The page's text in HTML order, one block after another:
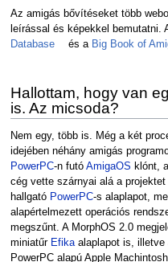
Az amigás bővítéseket több
leírással és képekkel bemutatni.
Database
és a Big Book of
Hallottam, hogy van
is. Az micsoda?
Nem egy, több is. Még a két
idejében néhány amigás
PowerPC-n futó AmigaOS klónt,
cég vette szárnyai alá a
hallgató PowerPC-s alaplapot,
alapértelmezett operációs
megszűnt. A MorphOS 2.0
miniatűr Efikaalaplapot is, illetve
PowerPC alapú Apple